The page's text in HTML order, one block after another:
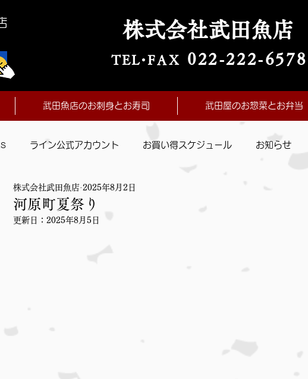
株式会社武田魚店
TEL・FAX 022-222-6578
武田魚店のお刺身とお寿司 武田屋のお惣菜とお弁当
ライン公式アカウント お買い得スケジュール お知らせ
日入荷
河原町夏祭り
株式会社武田魚店 2025年8月2日
更新日： 2025年8月5日